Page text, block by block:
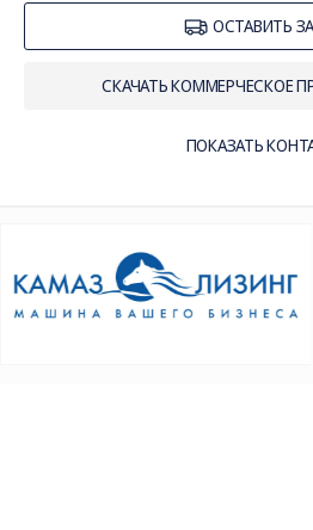
ОСТАВИТЬ
СКАЧАТЬ КОММЕРЧЕСКОЕ
ПОКАЗАТЬ